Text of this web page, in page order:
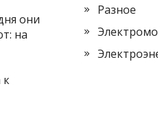
они
на
к
Разное